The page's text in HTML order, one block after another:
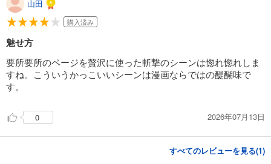
山田
購入済み
魅せ方
要所要所のページを贅沢に使った斬撃のシーンは惚れ惚れしま
すね。こういうかっこいいシーンは漫画ならではの醍醐味で
す。
0 2026年07月13日
すべてのレビューを見る(1)